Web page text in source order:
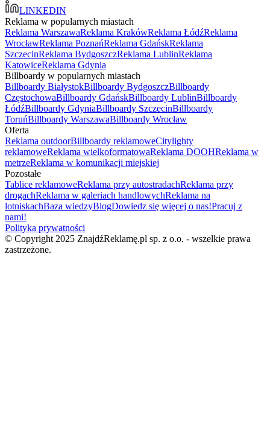
LINKEDIN
Reklama w popularnych miastach
Reklama WarszawaReklama KrakówReklama ŁódźReklama
WrocławReklama PoznańReklama GdańskReklama
SzczecinReklama BydgoszczReklama LublinReklama
KatowiceReklama Gdynia
Billboardy w popularnych miastach
Billboardy BiałystokBillboardy BydgoszczBillboardy
CzęstochowaBillboardy GdańskBillboardy LublinBillboardy
ŁódźBillboardy GdyniaBillboardy SzczecinBillboardy
ToruńBillboardy WarszawaBillboardy Wrocław
Oferta
Reklama outdoorBillboardy reklamoweCitylighty
reklamoweReklama wielkoformatowaReklama DOOHReklama w
metrzeReklama w komunikacji miejskiej
Pozostałe
Tablice reklamoweReklama przy autostradachReklama przy
drogachReklama w galeriach handlowychReklama na
lotniskachBaza wiedzyBlogDowiedz się więcej o nas!Pracuj z
nami!
Polityka prywatności
© Copyright 2025 ZnajdźReklamę.pl sp. z o.o. - wszelkie prawa
zastrzeżone.